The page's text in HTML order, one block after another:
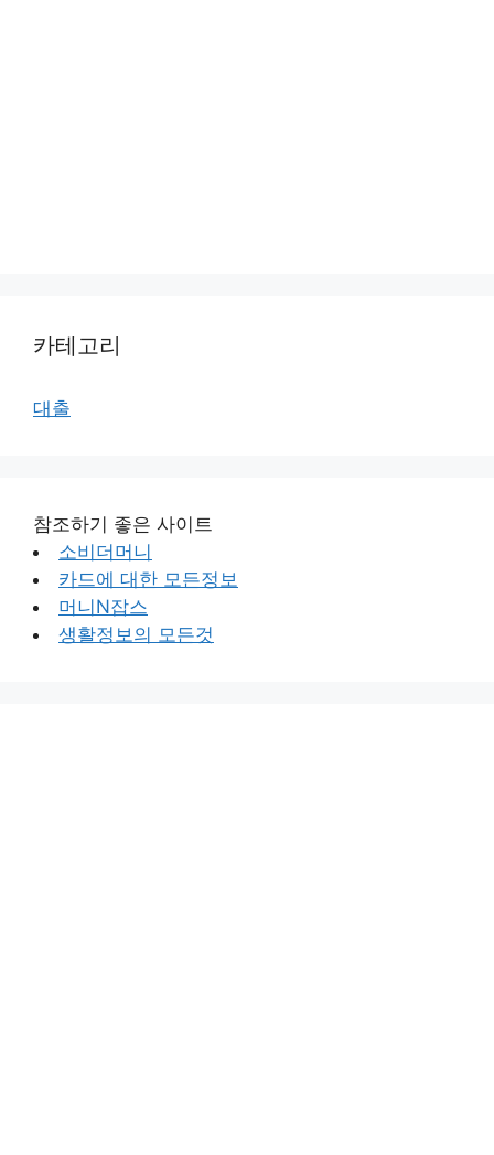
카테고리
대출
참조하기 좋은 사이트
소비더머니
카드에 대한 모든정보
머니N잡스
생활정보의 모든것